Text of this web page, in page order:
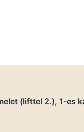
(lifttel 2.), 1-es